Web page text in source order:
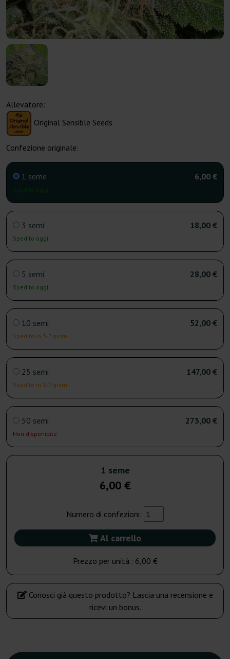
Allevatore:
Original Sensible Seeds
Confezione originale:
1 seme 6,00 €
3 semi
Spedito oggi
18,00 €
5 semi
Spedito oggi
28,00 €
10 semi
Spedito in 3-7 giorni
52,00 €
25 semi
Spedito in 3-7 giorni
147,00 €
50 semi
Non disponibile
273,00 €
1 seme
6,00 €
Numero di confezioni:
Al carrello
Prezzo per unità.: 6,00 €
Conosci già questo prodotto? Lascia una recensione e
ricevi un bonus.